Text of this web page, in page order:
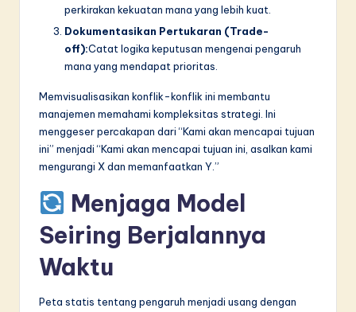
perkirakan kekuatan mana yang lebih kuat.
Dokumentasikan Pertukaran (Trade-
off):Catat logika keputusan mengenai pengaruh
mana yang mendapat prioritas.
Memvisualisasikan konflik-konflik ini membantu
manajemen memahami kompleksitas strategi. Ini
menggeser percakapan dari “Kami akan mencapai tujuan
ini” menjadi “Kami akan mencapai tujuan ini, asalkan kami
mengurangi X dan memanfaatkan Y.”
Menjaga Model
Seiring Berjalannya
Waktu
Peta statis tentang pengaruh menjadi usang dengan